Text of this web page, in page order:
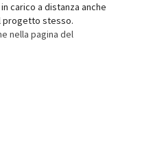
carico a distanza anche
progetto stesso.
nella pagina del